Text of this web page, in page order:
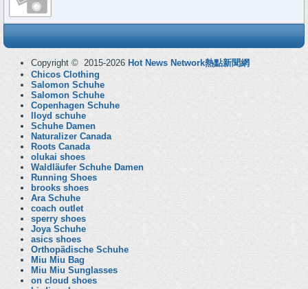
Copyright © 2015-2026 Hot News Network熱點新聞網
Chicos Clothing
Salomon Schuhe
Salomon Schuhe
Copenhagen Schuhe
lloyd schuhe
Schuhe Damen
Naturalizer Canada
Roots Canada
olukai shoes
Waldläufer Schuhe Damen
Running Shoes
brooks shoes
Ara Schuhe
coach outlet
sperry shoes
Joya Schuhe
asics shoes
Orthopädische Schuhe
Miu Miu Bag
Miu Miu Sunglasses
on cloud shoes